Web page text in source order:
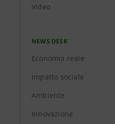
Video
NEWS DESK
Economia reale
Impatto sociale
Ambiente
Innovazione